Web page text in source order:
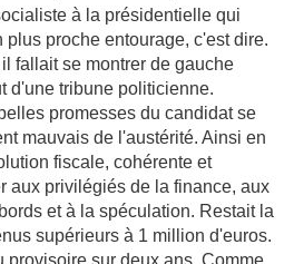
à la présidentielle qui
proche entourage, c'est dire.
fallait se montrer de gauche
d'une tribune politicienne.
promesses du candidat se
mauvais de l'austérité. Ainsi en
fiscale, cohérente et
aux privilégiés de la finance, aux
et à la spéculation. Restait la
supérieurs à 1 million d'euros.